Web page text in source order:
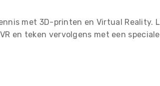
met 3D-printen en Virtual Reality.
en teken vervolgens met een